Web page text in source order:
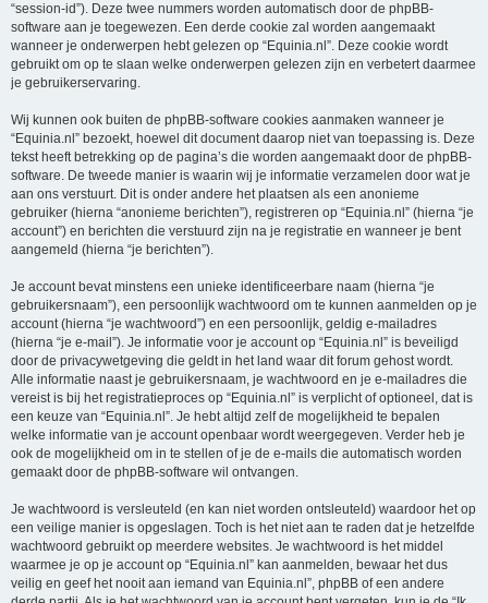
“session-id”). Deze twee nummers worden automatisch door de phpBB-
software aan je toegewezen. Een derde cookie zal worden aangemaakt
wanneer je onderwerpen hebt gelezen op “Equinia.nl”. Deze cookie wordt
gebruikt om op te slaan welke onderwerpen gelezen zijn en verbetert daarmee
je gebruikerservaring.
Wij kunnen ook buiten de phpBB-software cookies aanmaken wanneer je
“Equinia.nl” bezoekt, hoewel dit document daarop niet van toepassing is. Deze
tekst heeft betrekking op de pagina’s die worden aangemaakt door de phpBB-
software. De tweede manier is waarin wij je informatie verzamelen door wat je
aan ons verstuurt. Dit is onder andere het plaatsen als een anonieme
gebruiker (hierna “anonieme berichten”), registreren op “Equinia.nl” (hierna “je
account”) en berichten die verstuurd zijn na je registratie en wanneer je bent
aangemeld (hierna “je berichten”).
Je account bevat minstens een unieke identificeerbare naam (hierna “je
gebruikersnaam”), een persoonlijk wachtwoord om te kunnen aanmelden op je
account (hierna “je wachtwoord”) en een persoonlijk, geldig e-mailadres
(hierna “je e-mail”). Je informatie voor je account op “Equinia.nl” is beveiligd
door de privacywetgeving die geldt in het land waar dit forum gehost wordt.
Alle informatie naast je gebruikersnaam, je wachtwoord en je e-mailadres die
vereist is bij het registratieproces op “Equinia.nl” is verplicht of optioneel, dat is
een keuze van “Equinia.nl”. Je hebt altijd zelf de mogelijkheid te bepalen
welke informatie van je account openbaar wordt weergegeven. Verder heb je
ook de mogelijkheid om in te stellen of je de e-mails die automatisch worden
gemaakt door de phpBB-software wil ontvangen.
Je wachtwoord is versleuteld (en kan niet worden ontsleuteld) waardoor het op
een veilige manier is opgeslagen. Toch is het niet aan te raden dat je hetzelfde
wachtwoord gebruikt op meerdere websites. Je wachtwoord is het middel
waarmee je op je account op “Equinia.nl” kan aanmelden, bewaar het dus
veilig en geef het nooit aan iemand van Equinia.nl”, phpBB of een andere